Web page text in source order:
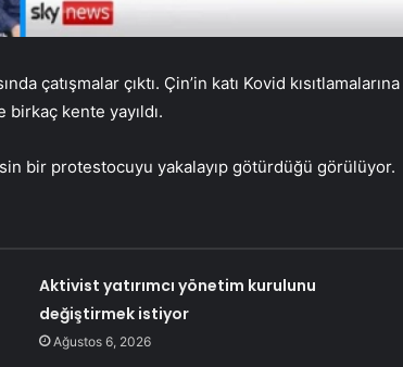
çatışmalar çıktı. Çin’in katı Kovid kısıtlamalarına
kente yayıldı.
bir protestocuyu yakalayıp götürdüğü görülüyor.
Aktivist yatırımcı yönetim kurulunu
değiştirmek istiyor
Ağustos 6, 2026